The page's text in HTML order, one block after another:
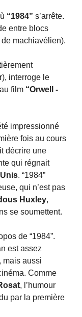
“1984” s’arrête.
entre blocs
machiavélien).
interroge le
film “Orwell -
impressionné
fois au cours
décrire une
qui régnait
. “1984”
qui n’est pas
Huxley,
se soumettent.
de “1984”.
est assez
mais aussi
Comme
, l’humour
par la première